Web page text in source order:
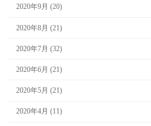
2020年9月 (20)
2020年8月 (21)
2020年7月 (32)
2020年6月 (21)
2020年5月 (21)
2020年4月 (11)